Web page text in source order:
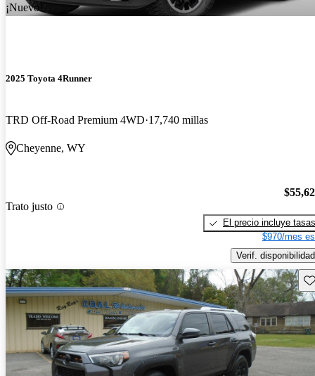
¡Nuevo!
2025 Toyota 4Runner
TRD Off-Road Premium 4WD 17,740 millas
Cheyenne, WY
Trato justo
El precio incluye tasas
$970/mes
Verif. disponibilidad